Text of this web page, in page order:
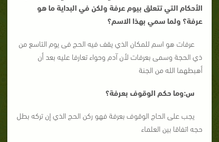
الأحكام التي تتعلق بيوم عرفة ولكن في البداية ما هو
عرفة؟ ولما سمي بهذا الاسم؟
عرفات هو اسم للمكان الذي يقف فيه الحج فى يوم التاسع من
ذي الحجة وسمى بعرفات لأن آدم وحواء تعارفا عليه بعد أن
أهبطهما الله من الجنة
س:وما حكم الوقوف بعرفة؟
يجب على الحاج الوقوف بعرفة فهو ركن الحج الذي إن تركه بطل
حجه اتفاقا بين العلماء